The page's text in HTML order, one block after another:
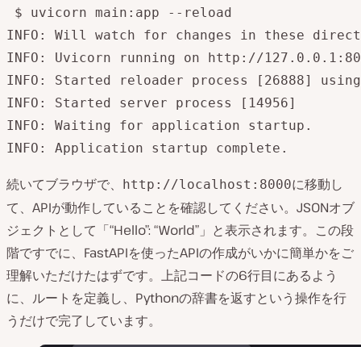
$ uvicorn main:app --reload
INFO: Will watch for changes in these
INFO: Uvicorn running on http://
INFO: Started reloader process [26888]
INFO: Started server process [14956]
INFO: Waiting for application startup.
続いてブラウザで、 http://localhost:8000に移動し
て、APIが動作していることを確認してください。JSONオブ
ジェクトとして「“Hello”: “World”」と表示されます。この段
階ですでに、FastAPIを使ったAPIの作成がいかに簡単かをご
理解いただけたはずです。上記コードの6行目にあるよう
に、ルートを定義し、Pythonの辞書を返すという操作を行
うだけで完了しています。